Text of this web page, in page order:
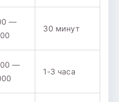
—
30 минут
—
1-3 часа